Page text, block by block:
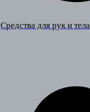
Средства для рук и тела